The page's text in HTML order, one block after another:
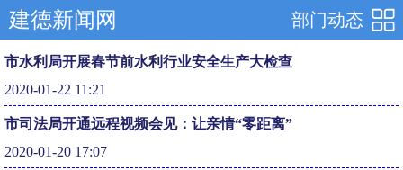
部门动态
建德新闻网
市水利局开展春节前水利行业安全生产大检查
2020-01-22 11:21
市司法局开通远程视频会见：让亲情“零距离”
2020-01-20 17:07